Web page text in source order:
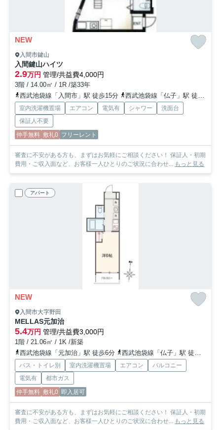
NEW
入間市鍵山
入間鍵山ハイツ
2.9万円 管理/共益費4,000円
3階 / 14.00㎡ / 1R /築33年
西武池袋線「入間市」駅 徒歩15分
西武池袋線「仏子」駅 徒歩24分
室内洗濯機置場 エアコン 電気有 シャワー
洗面台
保証人不要
仲手無料 敷礼0 フリーレント
審査に不安がある方も、まずはお気軽にご相談ください！ 保証人・初期
費用・ご収入面など、お客様一人ひとりのご状況に合わせ... もっと見る
アパート
NEW
入間市大字野田
MELLAS元加治
5.4万円 管理/共益費3,000円
1階 / 21.06㎡ / 1K /新築
西武池袋線「元加治」駅 徒歩6分
西武池袋線「仏子」駅 徒歩16分
バス・トイレ別 室内洗濯機置場 エアコン
バルコニー
電気有
都市ガス
仲手無料 敷礼0 即入居可
審査に不安がある方も、まずはお気軽にご相談ください！ 保証人・初期
費用・ご収入面など、お客様一人ひとりのご状況に合わせ... もっと見る